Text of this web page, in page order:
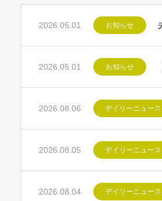
2026.05.01 お知らせ
2026.05.01 お知らせ
2026.08.06 デイリーニュース
2026.08.05 デイリーニュース
2026.08.04 デイリーニュース